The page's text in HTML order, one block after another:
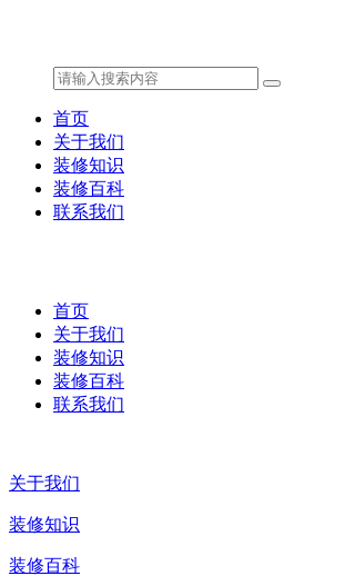
首页
关于我们
装修知识
装修百科
联系我们
首页
关于我们
装修知识
装修百科
联系我们
关于我们
装修知识
装修百科